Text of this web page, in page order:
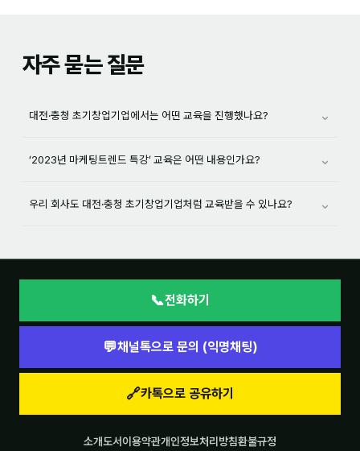
자주 묻는 질문
대전·충청 초기창업기업에서는 어떤 교육을 진행했나요? ⌄
‘2023년 마케팅트렌드 특강’ 교육은 어떤 내용인가요? ⌄
우리 회사도 대전·충청 초기창업기업처럼 교육받을 수 있나요? ⌄
📞전화하기
💬채널톡으로 문의 (익명채팅)
🔗카톡으로 공유하기
소개도서이용약관개인정보처리방침환불규정